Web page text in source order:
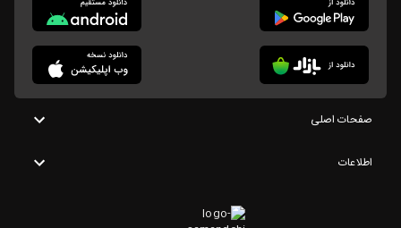
صفحات اصلی
اطلاعات